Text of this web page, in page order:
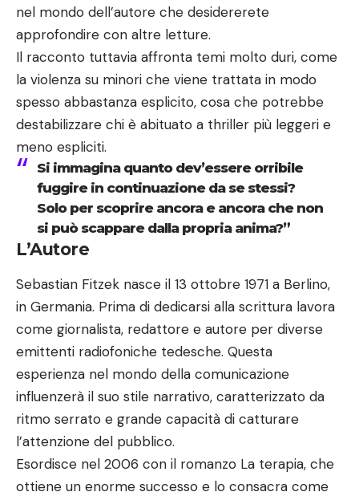
nel mondo dell’autore che desidererete
approfondire con altre letture.
Il racconto tuttavia affronta temi molto duri, come
la violenza su minori che viene trattata in modo
spesso abbastanza esplicito, cosa che potrebbe
destabilizzare chi è abituato a thriller più leggeri e
meno espliciti.
Si immagina quanto dev’essere orribile
fuggire in continuazione da se stessi?
Solo per scoprire ancora e ancora che non
si può scappare dalla propria anima?”
L’Autore
Sebastian Fitzek nasce il 13 ottobre 1971 a Berlino,
in Germania. Prima di dedicarsi alla scrittura lavora
come giornalista, redattore e autore per diverse
emittenti radiofoniche tedesche. Questa
esperienza nel mondo della comunicazione
influenzerà il suo stile narrativo, caratterizzato da
ritmo serrato e grande capacità di catturare
l’attenzione del pubblico.
Esordisce nel 2006 con il romanzo La terapia, che
ottiene un enorme successo e lo consacra come